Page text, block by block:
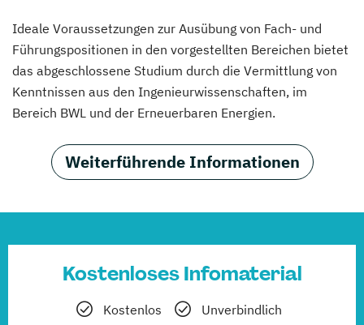
Ideale Voraussetzungen zur Ausübung von Fach- und
Führungspositionen in den vorgestellten Bereichen bietet
das abgeschlossene Studium durch die Vermittlung von
Kenntnissen aus den Ingenieurwissenschaften, im
Bereich BWL und der Erneuerbaren Energien.
Weiterführende Informationen
Kostenloses Infomaterial
Kostenlos
Unverbindlich